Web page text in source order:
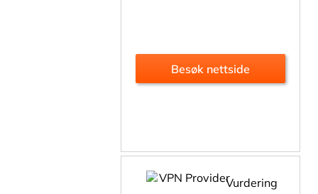
Besøk nettside
Vurdering